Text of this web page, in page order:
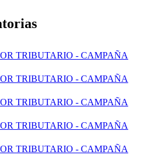
TRIBUTARIO - CAMPAÑA
TRIBUTARIO - CAMPAÑA
TRIBUTARIO - CAMPAÑA
TRIBUTARIO - CAMPAÑA
TRIBUTARIO - CAMPAÑA